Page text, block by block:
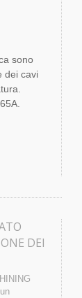
sono
dei cavi
DEI